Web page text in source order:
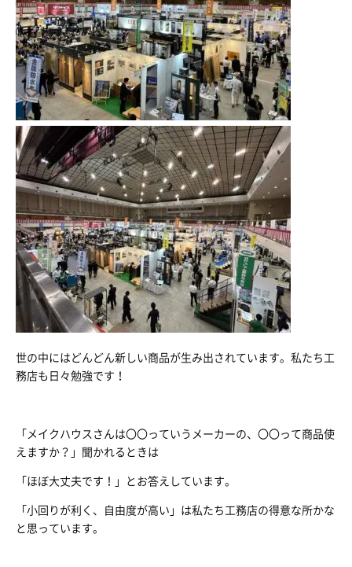
世の中にはどんどん新しい商品が生み出されています。私たち工
務店も日々勉強です！
「メイクハウスさんは〇〇っていうメーカーの、〇〇って商品使
えますか？」聞かれるときは
「ほぼ大丈夫です！」とお答えしています。
「小回りが利く、自由度が高い」は私たち工務店の得意な所かな
と思っています。